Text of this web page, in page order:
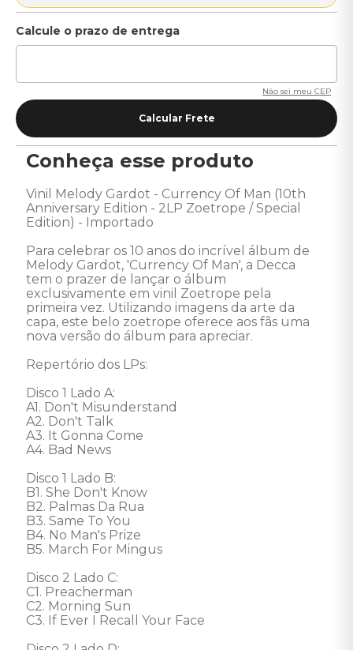
Não sei meu CEP
Conheça esse produto
Vinil Melody Gardot - Currency Of Man (10th
Anniversary Edition - 2LP Zoetrope / Special
Edition) - Importado
Para celebrar os 10 anos do incrível álbum de
Melody Gardot, 'Currency Of Man', a Decca
tem o prazer de lançar o álbum
exclusivamente em vinil Zoetrope pela
primeira vez. Utilizando imagens da arte da
capa, este belo zoetrope oferece aos fãs uma
nova versão do álbum para apreciar.
Repertório dos LPs:
Disco 1 Lado A:
A1. Don't Misunderstand
A2. Don't Talk
A3. It Gonna Come
A4. Bad News
Disco 1 Lado B:
B1. She Don't Know
B2. Palmas Da Rua
B3. Same To You
B4. No Man's Prize
B5. March For Mingus
Disco 2 Lado C:
C1. Preacherman
C2. Morning Sun
C3. If Ever I Recall Your Face